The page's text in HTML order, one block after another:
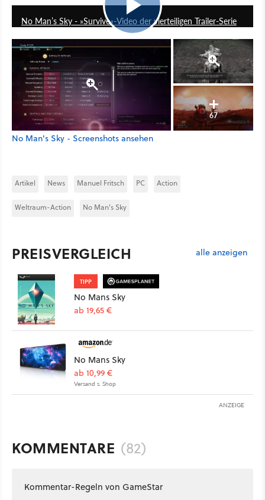
No Man’s Sky - »Survive«-Video der vierteiligen Trailer-Serie
67
No Man's Sky - Screenshots ansehen
Artikel News Manuel Fritsch PC Action
Weltraum-Action No Man's Sky
PREISVERGLEICH alle anzeigen
TIPP
No Mans Sky
ab 19,65 €
No Mans Sky
ab 10,99 €
Versand s. Shop
ANZEIGE
KOMMENTARE (82)
Kommentar-Regeln von GameStar